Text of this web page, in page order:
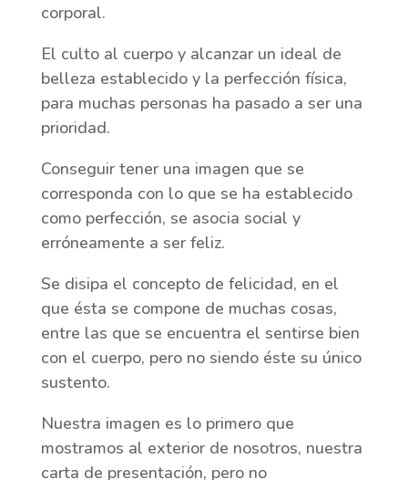
corporal.
El culto al cuerpo y alcanzar un ideal de
belleza establecido y la perfección física,
para muchas personas ha pasado a ser una
prioridad.
Conseguir tener una imagen que se
corresponda con lo que se ha establecido
como perfección, se asocia social y
erróneamente a ser feliz.
Se disipa el concepto de felicidad, en el
que ésta se compone de muchas cosas,
entre las que se encuentra el sentirse bien
con el cuerpo, pero no siendo éste su único
sustento.
Nuestra imagen es lo primero que
mostramos al exterior de nosotros, nuestra
carta de presentación, pero no